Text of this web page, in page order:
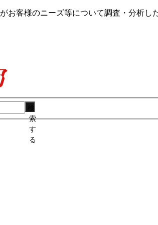
お客様のニーズ等について調査・分析
索
す
る